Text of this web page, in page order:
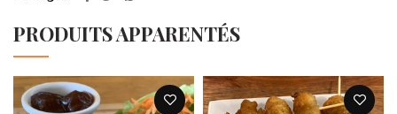
PRODUITS APPARENTÉS